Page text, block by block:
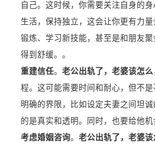
自己。这时候，你需要关注自身的
生活，保持独立，这会让你更有力
锻炼、学习新技能，甚至是和朋友
得到舒缓。。
重建信任。 老公出轨了，老婆该怎么
程。这可能需要时间和耐心，但不
明确的界限，比如设定夫妻之间坦
的是真实和透明。同时，也要给他机
考虑婚姻咨询。 老公出轨了，老婆该